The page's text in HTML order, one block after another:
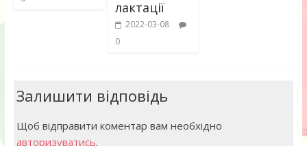
лактації
2022-03-08
0
Залишити відповідь
Щоб відправити коментар вам необхідно
авторизуватись.